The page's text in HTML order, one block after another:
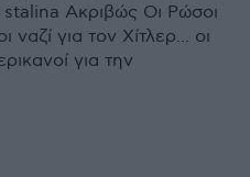
Ακριβώς Οι Ρώσοι
ναζί για τον Χίτλερ... οι
για την